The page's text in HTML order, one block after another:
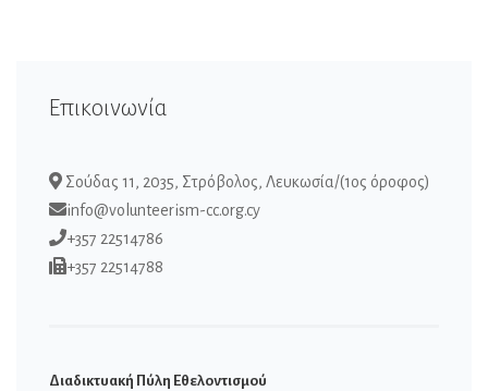
Επικοινωνία
Σούδας 11, 2035, Στρόβολος, Λευκωσία/(1ος όροφος)
info@volunteerism-cc.org.cy
+357 22514786
+357 22514788
Διαδικτυακή Πύλη Εθελοντισμού